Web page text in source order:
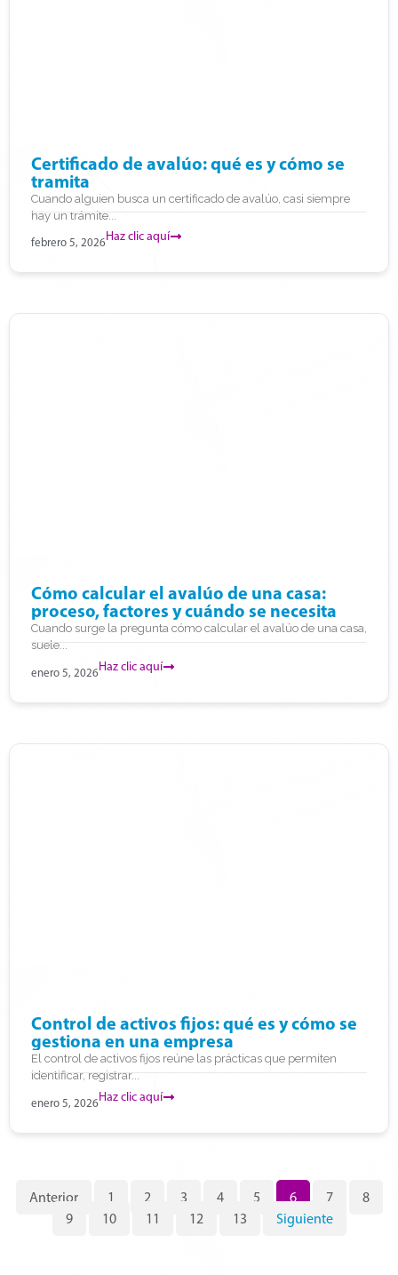
Certificado de avalúo: qué es y cómo se
tramita
Cuando alguien busca un certificado de avalúo, casi siempre
hay un trámite...
febrero 5, 2026Haz clic aquí
Cómo calcular el avalúo de una casa:
proceso, factores y cuándo se necesita
Cuando surge la pregunta cómo calcular el avalúo de una casa,
suele...
enero 5, 2026Haz clic aquí
Control de activos fijos: qué es y cómo se
gestiona en una empresa
El control de activos fijos reúne las prácticas que permiten
identificar, registrar...
enero 5, 2026Haz clic aquí
Anterior 1 2 3 4 5 6 7
8
9
10 11 12 13 Siguiente